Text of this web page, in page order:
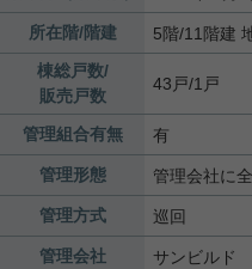
所在階/階建
5階/11階建
棟総戸数/
販売戸数
43戸/1戸
管理組合有無 有
管理形態 管理会社に
管理方式 巡回
管理会社 サンビルド